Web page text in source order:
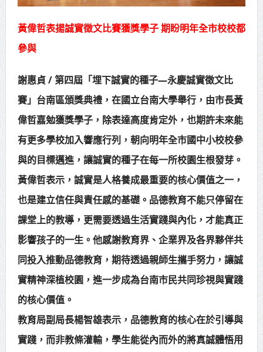
法比賽 圓滿落幕
賴清德總統主持將官晉任 期勉精進
不對稱戰力
蔣萬安再拋出「倒閣說」 喊推陳其
邁組閣
賴總統肯定「金唐獎」得獎者及入
圍者 允諾完善支持體系
黃偉哲表揚誠實徵文比賽獲獎學子 期盼明年全市校校都
參與
謝惠貞 / 第四屆「埋下誠實的種子—永慶誠實徵文比
賽」台南區頒獎典禮，在國立台南大學舉行，由市長黃
偉哲嘉勉獲獎學子，除表達高度肯定外，也期許未來能
有更多學校加入響應行列，朝向明年全市國中小校校參
與的目標邁進，讓誠實的種子在每一所校園生根發芽。
黃偉哲表示，誠實是人格養成最重要的核心價值之一，
也是建立信任與責任感的基礎。品德教育不能只停留在
課堂上的教導，更需要透過生活實踐與內化，才能真正
影響孩子的一生。他感謝教育界、企業界及各界夥伴共
同投入推動品德教育，期待透過親師生攜手努力，讓誠
實精神深植校園，進一步成為台南市民共同珍視與實踐
的核心價值。
教育局副局長楊智雄表示，品德教育的核心在於引導與
實踐，而非教條灌輸，學生能從內而外的將真誠體悟用